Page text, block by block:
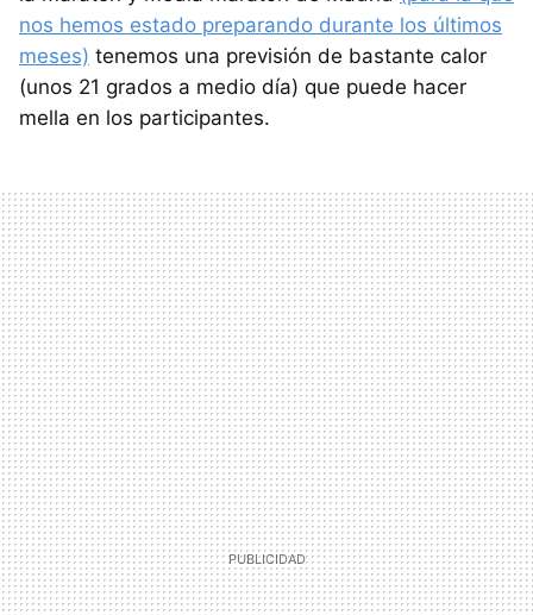
nos hemos estado preparando durante los últimos
meses) tenemos una previsión de bastante calor
(unos 21 grados a medio día) que puede hacer
mella en los participantes.